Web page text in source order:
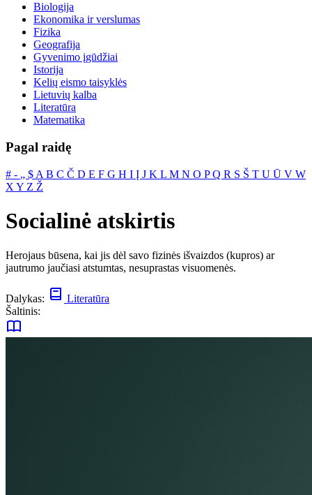
Biologija
Ekonomika ir verslumas
Fizika
Geografija
Gyvenimo įgūdžiai
Istorija
Kelių eismo taisyklės
Lietuvių kalba
Literatūra
Matematika
Pagal raidę
# ‐ „ $ A B C Č D E F G H I Į J K L M N O PQ R S Š T U Ū V W
X Y Z Ž
Socialinė atskirtis
Herojaus būsena, kai jis dėl savo fizinės išvaizdos (kupros) ar
jautrumo jaučiasi atstumtas, nesuprastas visuomenės.
Dalykas:
Literatūra
Šaltinis: